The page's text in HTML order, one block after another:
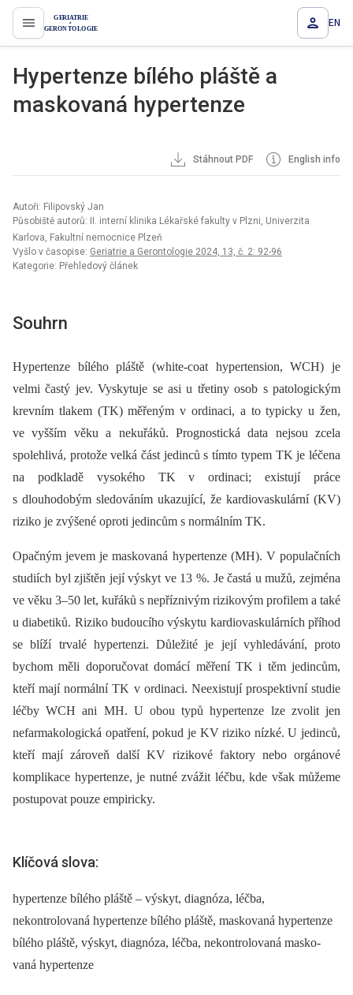
proLékaře.cz EN
Hypertenze bílého pláště a
maskovaná hypertenze
Stáhnout PDF English info
Autoři: Filipovský Jan
Působiště autorů: II. interní klinika Lékařské fakulty v Plzni, Univerzita
Karlova, Fakultní nemocnice Plzeň
Vyšlo v časopise: Geriatrie a Gerontologie 2024, 13, č. 2: 92-96
Kategorie: Přehledový článek
Souhrn
Hypertenze bílého pláště (white-coat hypertension, WCH) je
velmi častý jev. Vyskytuje se asi u třetiny osob s patologickým
krevním tlakem (TK) měřeným v ordinaci, a to typicky u žen,
ve vyšším věku a nekuřáků. Prognostická data nejsou zcela
spolehlivá, protože velká část jedinců s tímto typem TK je léčena
na podkladě vysokého TK v ordinaci; existují práce
s dlouhodobým sledováním ukazující, že kardiovaskulární (KV)
riziko je zvýšené oproti jedincům s normálním TK.
Opačným jevem je maskovaná hypertenze (MH). V populačních
studiích byl zjištěn její výskyt ve 13 %. Je častá u mužů, zejména
ve věku 3–50 let, kuřáků s nepříznivým rizikovým profilem a také
u diabetiků. Riziko budoucího výskytu kardiovaskulárních příhod
se blíží trvalé hypertenzi. Důležité je její vyhledávání, proto
bychom měli doporučovat domácí měření TK i těm jedincům,
kteří mají normální TK v ordinaci. Neexistují prospektivní studie
léčby WCH ani MH. U obou typů hypertenze lze zvolit jen
nefarmakologická opatření, pokud je KV riziko nízké. U jedinců,
kteří mají zároveň další KV rizikové faktory nebo orgánové
komplikace hypertenze, je nutné zvážit léčbu, kde však můžeme
postupovat pouze empiricky.
Klíčová slova:
hypertenze bílého pláště – výskyt, diagnóza, léčba,
nekontrolovaná hypertenze bílého pláště, maskovaná hypertenze
bílého pláště, výskyt, diagnóza, léčba, nekontrolovaná masko-
vaná hypertenze